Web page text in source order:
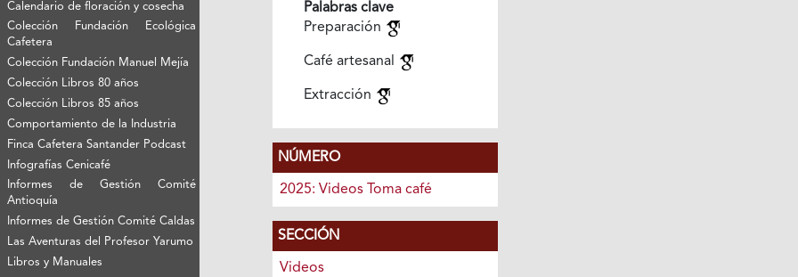
Calendario de floración y cosecha
Colección Fundación Ecológica
Cafetera
Colección Fundación Manuel Mejía
Colección Libros 80 años
Colección Libros 85 años
Comportamiento de la Industria
Finca Cafetera Santander Podcast
Infografías Cenicafé
Informes de Gestión Comité
Antioquía
Informes de Gestión Comité Caldas
Las Aventuras del Profesor Yarumo
Libros y Manuales
Palabras clave
Preparación
Café artesanal
Extracción
NÚMERO
2025: Videos Toma café
SECCIÓN
Videos